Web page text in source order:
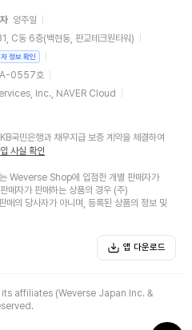
양주일
C동 6층(백현동, 판교테크원타워)
정보 확인
A-0557호
Inc., NAVER Cloud
국민은행과 채무지급 보증 계약을 체결하여
사실 확인
Weverse Shop에 입점한 개별 판매자가
매자가 판매하는 상품의 경우 (주)
매의 당사자가 아니며, 등록된 상품의 정보 및
앱 다운로드
affiliates (Weverse Japan Inc. &